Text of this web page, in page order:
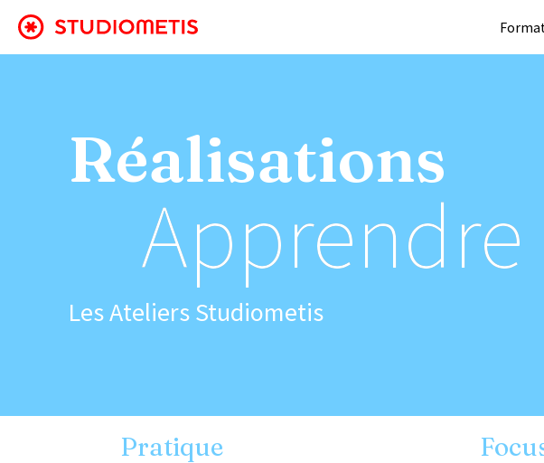
Réalisations
Les Ateliers Studiometis
Pratique